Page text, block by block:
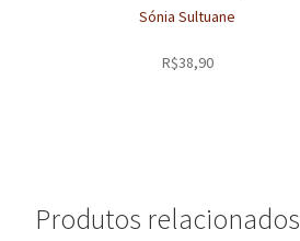
Sónia Sultuane
R$38,90
Produtos relacionados